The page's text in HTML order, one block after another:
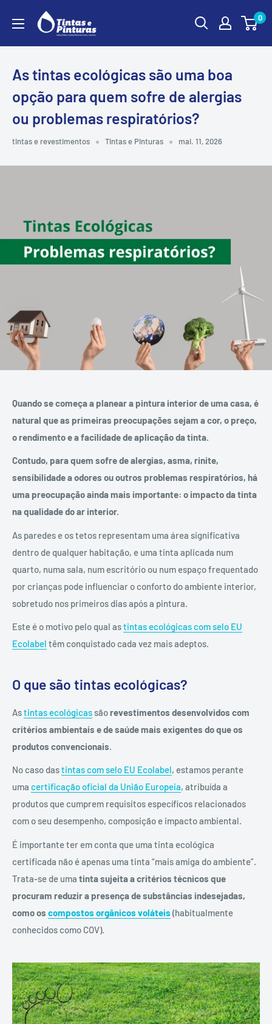
para
0
As tintas ecológicas são uma boa
opção para quem sofre de alergias
ou problemas respiratórios?
tintas e revestimentos Tintas e Pinturas mai. 11, 2026
Quando se começa a planear a pintura interior de uma casa, é
natural que as primeiras preocupações sejam a cor, o preço,
o rendimento e a facilidade de aplicação da tinta.
Contudo, para quem sofre de alergias, asma, rinite,
sensibilidade a odores ou outros problemas respiratórios, há
uma preocupação ainda mais importante: o impacto da tinta
na qualidade do ar interior.
As paredes e os tetos representam uma área significativa
dentro de qualquer habitação, e uma tinta aplicada num
quarto, numa sala, num escritório ou num espaço frequentado
por crianças pode influenciar o conforto do ambiente interior,
sobretudo nos primeiros dias após a pintura.
Este é o motivo pelo qual astintas ecológicas com selo EU
Ecolabel têm conquistado cada vez mais adeptos.
O que são tintas ecológicas?
Astintas ecológicas sãorevestimentos desenvolvidos com
critérios ambientais e de saúde mais exigentes do que os
produtos convencionais.
No caso dastintas com selo EU Ecolabel, estamos perante
uma certificação oficial da União Europeia, atribuída a
produtos que cumprem requisitos específicos relacionados
com o seu desempenho, composição e impacto ambiental.
É importante ter em conta que uma tinta ecológica
certificada não é apenas uma tinta “mais amiga do ambiente”.
Trata-se de uma tinta sujeita a critérios técnicos que
procuram reduzir a presença de substâncias indesejadas,
como os compostos orgânicos voláteis (habitualmente
conhecidos como COV).